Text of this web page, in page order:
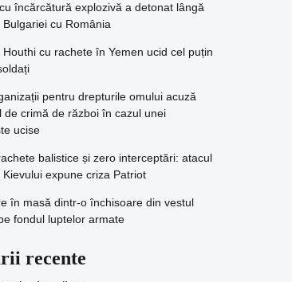
încărcătură explozivă a detonat lângă
cu România
Houthi cu rachete în Yemen ucid cel puțin
pentru drepturile omului acuză
de crimă de război în cazul unei
ucise
balistice și zero interceptări: atacul
Kievului expune criza Patriot
în masă dintr-o închisoare din vestul
fondul luptelor armate
recente